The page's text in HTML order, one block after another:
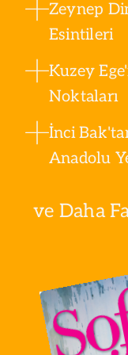
Zeynep
Esintileri
Kuzey
Noktaları
İnci
Anadolu
ve Daha